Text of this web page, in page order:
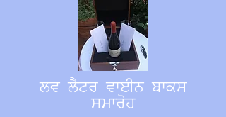
ਲਵ ਲੈਟਰ ਵਾਈਨ ਬਾਕਸ
ਸਮਾਰੋਹ